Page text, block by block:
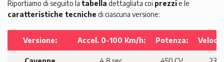
Riportiamo di seguito la tabella dettagliata coi prezzie le
caratteristiche tecniche di ciascuna versione:
Versione: Accel. 0-100 Km/h: Potenza: